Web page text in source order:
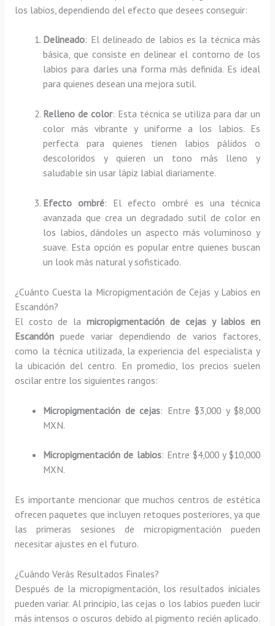
los labios, dependiendo del efecto que desees conseguir:
Delineado: El delineado de labios es la técnica más
básica, que consiste en delinear el contorno de los
labios para darles una forma más definida. Es ideal
para quienes desean una mejora sutil.
Relleno de color: Esta técnica se utiliza para dar un
color más vibrante y uniforme a los labios. Es
perfecta para quienes tienen labios pálidos o
descoloridos y quieren un tono más lleno y
saludable sin usar lápiz labial diariamente.
Efecto ombré: El efecto ombré es una técnica
avanzada que crea un degradado sutil de color en
los labios, dándoles un aspecto más voluminoso y
suave. Esta opción es popular entre quienes buscan
un look más natural y sofisticado.
¿Cuánto Cuesta la Micropigmentación de Cejas y Labios en
Escandón?
El costo de lamicropigmentación de cejas y labios en
Escandónpuede variar dependiendo de varios factores,
como la técnica utilizada, la experiencia del especialista y
la ubicación del centro. En promedio, los precios suelen
oscilar entre los siguientes rangos:
Micropigmentación de cejas: Entre $3,000 y $8,000
MXN.
Micropigmentación de labios: Entre $4,000 y $10,000
MXN.
Es importante mencionar que muchos centros de estética
ofrecen paquetes que incluyen retoques posteriores, ya que
las primeras sesiones de micropigmentación pueden
necesitar ajustes en el futuro.
¿Cuándo Verás Resultados Finales?
Después de la micropigmentación, los resultados iniciales
pueden variar. Al principio, las cejas o los labios pueden lucir
más intensos o oscuros debido al pigmento recién aplicado.